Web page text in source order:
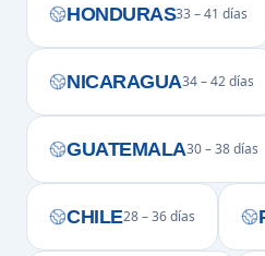
HONDURAS33 – 41 días
NICARAGUA34 – 42 días
GUATEMALA30 – 38 días
CHILE28 – 36 días